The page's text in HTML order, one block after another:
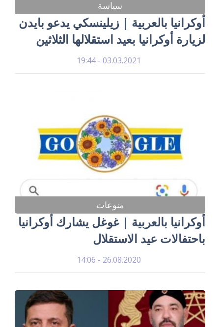
سياسة
أوكرانيا بالعربية | زيلينسكي يدعو بايدن
لزيارة أوكرانيا بعيد استقلالها الثلاثين
03.03.2021 - 19:44
منوعات
أوكرانيا بالعربية | غوغل يشارك أوكرانيا
باحتفالات عيد الاستقلال
26.08.2020 - 14:06